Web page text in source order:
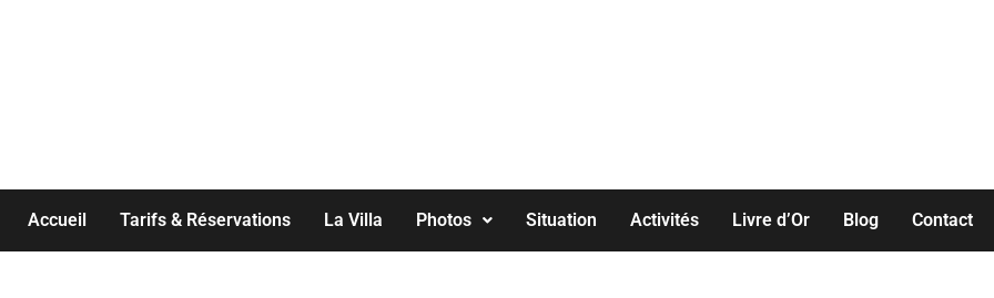
Accueil Tarifs & Réservations La Villa Photos Situation Activités Livre d’Or Blog Contact